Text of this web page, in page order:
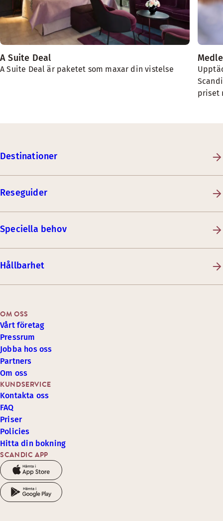
A Suite Deal
A Suite Deal är paketet som maxar din vistelse
priset
Destinationer
Reseguider
Speciella behov
Hållbarhet
SCANDIC APP
KUNDSERVICE
Kontakta oss
FAQ
Priser
Policies
Hitta din bokning
OM OSS
Vårt företag
Pressrum
Jobba hos oss
Partners
Om oss